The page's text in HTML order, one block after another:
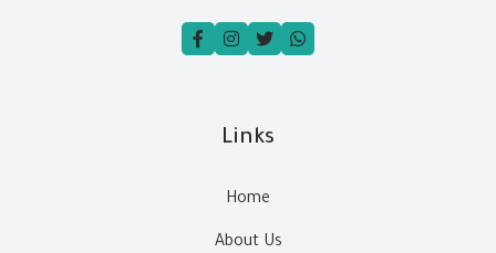
Links
Home
About Us